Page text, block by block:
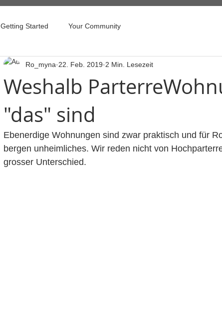
Getting Started Your Community
Weshalb
"das" sind
Ro_myna 22. Feb. 2019 2 Min. Lesezeit
Ebenerdige Wohnungen sind zwar praktisch und für
bergen unheimliches. Wir reden nicht von
grosser Unterschied.